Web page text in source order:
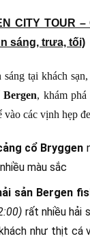
CITY TOUR –
sáng, trưa, tối)
sáng tại khách
, khám phá
vào các vịnh hẹp
cổ Bryggen
màu sắc
sản Bergen
rất nhiều hải
như thịt cá